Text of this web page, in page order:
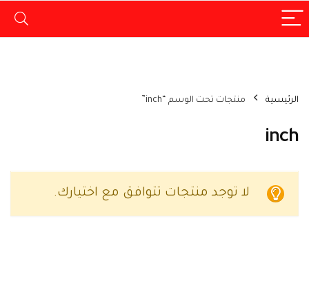
الرئيسية منتجات تحت الوسم “inch”
inch
لا توجد منتجات تتوافق مع اختيارك.